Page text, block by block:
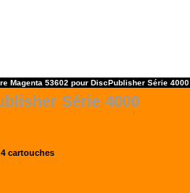
Magenta 53602 pour DiscPublisher Série 4000
Série 4000
cartouches